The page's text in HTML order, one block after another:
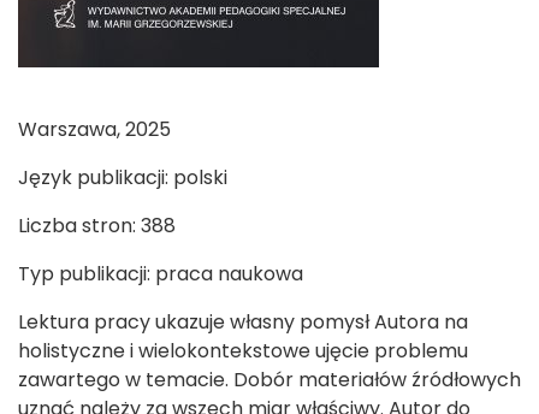
Warszawa, 2025
Język publikacji: polski
Liczba stron: 388
Typ publikacji: praca naukowa
Lektura pracy ukazuje własny pomysł Autora na
holistyczne i wielokontekstowe ujęcie problemu
zawartego w temacie. Dobór materiałów źródłowych